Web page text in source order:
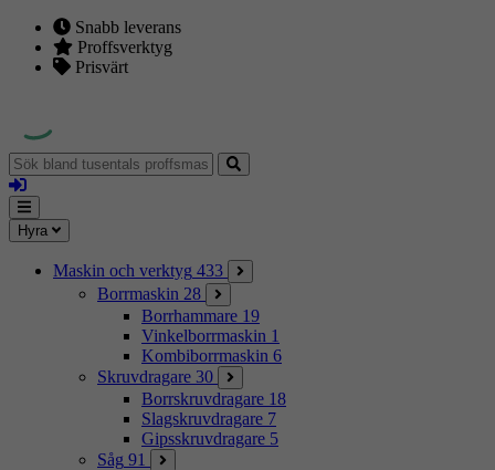
Snabb leverans
Proffsverktyg
Prisvärt
Sök
bland
tusentals
proffsmaskiner
Logga
in
Mina
sidor
Meny
Hyra
Maskin och verktyg 433
Borrmaskin 28
Borrhammare 19
Vinkelborrmaskin 1
Kombiborrmaskin 6
Skruvdragare 30
Borrskruvdragare 18
Slagskruvdragare 7
Gipsskruvdragare 5
Såg 91